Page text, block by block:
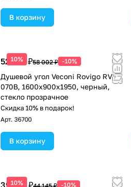
В корзину
10%
52 202 ₽58 002 ₽ -10%
Душевой угол Veconi Rovigo RV-
070B, 1600х900х1950, черный,
стекло прозрачное
Скидка 10% в подарок!
Арт. 36700
В корзину
10%
39 731 ₽ -10%